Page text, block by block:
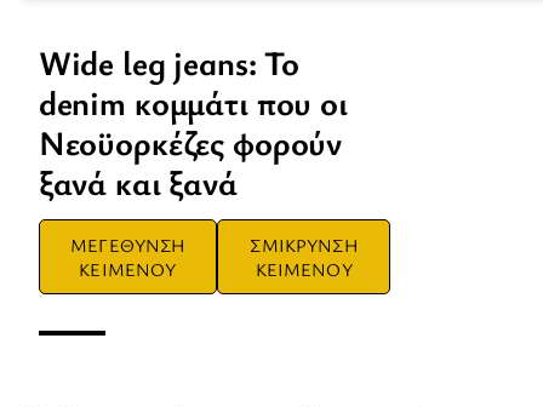
Wide leg jeans: Το
denim κομμάτι που οι
Νεοϋορκέζες φορούν
ξανά και ξανά
ΜΕΓΕΘΥΝΣΗ
ΚΕΙΜΕΝΟΥ
ΣΜΙΚΡΥΝΣΗ
ΚΕΙΜΕΝΟΥ